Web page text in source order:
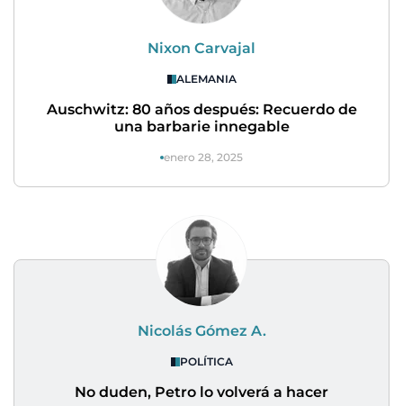
Nixon Carvajal
ALEMANIA
Auschwitz: 80 años después: Recuerdo de
una barbarie innegable
enero 28, 2025
Nicolás Gómez A.
POLÍTICA
No duden, Petro lo volverá a hacer